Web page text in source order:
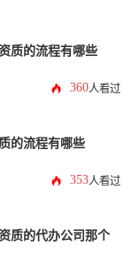
质的流程有哪些
360人看过
的流程有哪些
353人看过
质的代办公司那个